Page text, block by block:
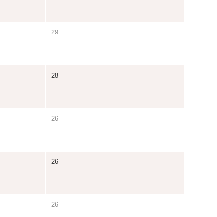
29
28
26
26
26